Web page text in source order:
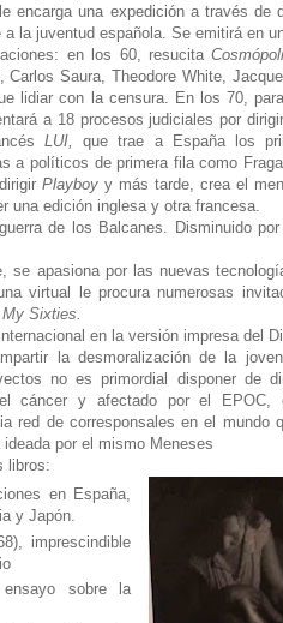
encarga una expedición a través de
la juventud española. Se emitirá en
en los 60, resucita
Carlos Saura, Theodore White,
lidiar con la censura. En los 70,
a 18 procesos judiciales por
LUI,
que trae a España los
a políticos de primera fila como
Playboy y más tarde, crea el
una edición inglesa y otra francesa.
de los Balcanes. Disminuido
se apasiona por las nuevas
virtual le procura numerosas
My Sixties.
en la versión impresa del
la desmoralización de la
no es primordial disponer de
cáncer y afectado por el EPOC,
red de corresponsales en el mundo
por el mismo Meneses
libros:
en España,
y Japón.
imprescindible
ensayo sobre la